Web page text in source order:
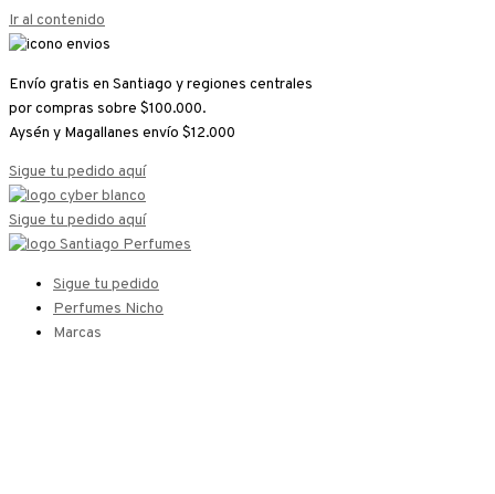
Ir al contenido
Envío gratis en Santiago y regiones centrales
por compras sobre $100.000.
Aysén y Magallanes envío $12.000
Sigue tu pedido aquí
Sigue tu pedido aquí
Sigue tu pedido
Perfumes Nicho
Marcas